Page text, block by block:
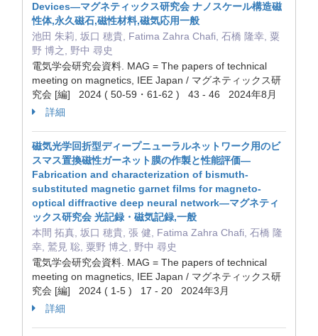
Devices—マグネティックス研究会 ナノスケール構造磁
性体,永久磁石,磁性材料,磁気応用一般
池田 朱莉, 坂口 穂貴, Fatima Zahra Chafi, 石橋 隆幸, 粟
野 博之, 野中 尋史
電気学会研究会資料. MAG = The papers of technical
meeting on magnetics, IEE Japan / マグネティックス研
究会 [編] 2024 ( 50-59・61-62 ) 43 - 46 2024年8月
詳細
磁気光学回折型ディープニューラルネットワーク用のビ
スマス置換磁性ガーネット膜の作製と性能評価—
Fabrication and characterization of bismuth-
substituted magnetic garnet films for magneto-
optical diffractive deep neural network—マグネティ
ックス研究会 光記録・磁気記録,一般
本間 拓真, 坂口 穂貴, 張 健, Fatima Zahra Chafi, 石橋 隆
幸, 鷲見 聡, 粟野 博之, 野中 尋史
電気学会研究会資料. MAG = The papers of technical
meeting on magnetics, IEE Japan / マグネティックス研
究会 [編] 2024 ( 1-5 ) 17 - 20 2024年3月
詳細